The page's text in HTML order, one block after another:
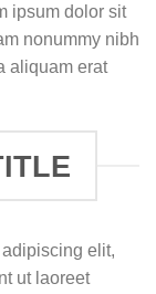
ipsum dolor sit
nonummy nibh
aliquam erat
elit,
ut laoreet